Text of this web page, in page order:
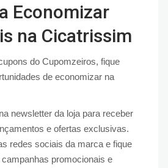
Economizar
na Cicatrissim
do Cupomzeiros, fique
de economizar na
newsletter da loja para receber
e ofertas exclusivas.
redes sociais da marca e fique
campanhas promocionais e